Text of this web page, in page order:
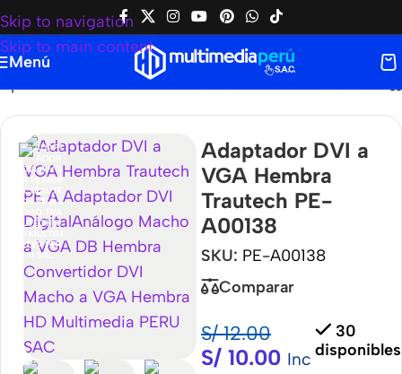
Skip to navigation
Skip to main content
Menú
DVI a VGA Hembra Trautech PE-A00138
Adaptador DVI a
VGA Hembra
Trautech PE-
A00138
SKU: PE-A00138
Comparar
S/12.00
S/ 10.00 Inc
30
disponibles